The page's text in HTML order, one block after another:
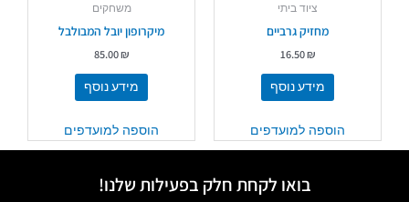
ציוד ביתי
מחזיק גרביים
16.50₪
מידע נוסף
הוספה למועדפים
משחקים
מיקרופון יובל המבולבל
85.00₪
מידע נוסף
הוספה למועדפים
בואו לקחת חלק בפעילות שלנו!